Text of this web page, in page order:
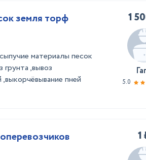
земля торф
материалы песок
,вывоз
пней
1
5.0
1